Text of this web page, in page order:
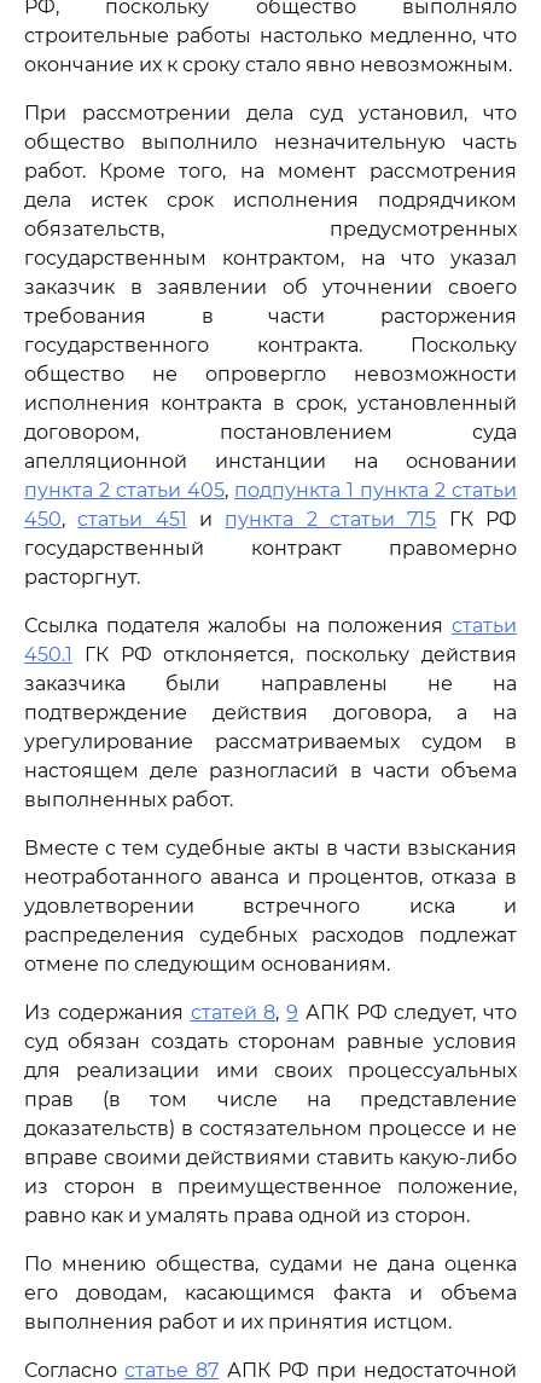
РФ, поскольку общество выполняло
строительные работы настолько медленно, что
окончание их к сроку стало явно невозможным.
При рассмотрении дела суд установил, что
общество выполнило незначительную часть
работ. Кроме того, на момент рассмотрения
дела истек срок исполнения подрядчиком
обязательств, предусмотренных
государственным контрактом, на что указал
заказчик в заявлении об уточнении своего
требования в части расторжения
государственного контракта. Поскольку
общество не опровергло невозможности
исполнения контракта в срок, установленный
договором, постановлением суда
апелляционной инстанции на основании
пункта 2 статьи 405, подпункта 1 пункта 2 статьи
450,статьи 451 и пункта 2 статьи 715 ГК РФ
государственный контракт правомерно
расторгнут.
Ссылка подателя жалобы на положения статьи
450.1
ГК РФ отклоняется, поскольку действия
заказчика были направлены не на
подтверждение действия договора, а на
урегулирование рассматриваемых судом в
настоящем деле разногласий в части объема
выполненных работ.
Вместе с тем судебные акты в части взыскания
неотработанного аванса и процентов, отказа в
удовлетворении встречного иска и
распределения судебных расходов подлежат
отмене по следующим основаниям.
Из содержания статей 8, 9 АПК РФ следует, что
суд обязан создать сторонам равные условия
для реализации ими своих процессуальных
прав (в том числе на представление
доказательств) в состязательном процессе и не
вправе своими действиями ставить какую-либо
из сторон в преимущественное положение,
равно как и умалять права одной из сторон.
По мнению общества, судами не дана оценка
его доводам, касающимся факта и объема
выполнения работ и их принятия истцом.
Согласностатье 87 АПК РФ при недостаточной